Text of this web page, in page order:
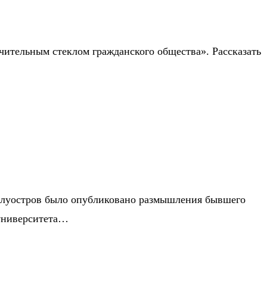
стеклом гражданского общества». Рассказать
было опубликовано размышления бывшего